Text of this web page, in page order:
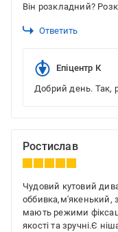
Він розкладний?
Ответить
Епіцентр К
Добрий день. Так,
Ростислав
Чудовий кутовий
оббивка,м'якенький,
мають режими
якості та зручні.Є